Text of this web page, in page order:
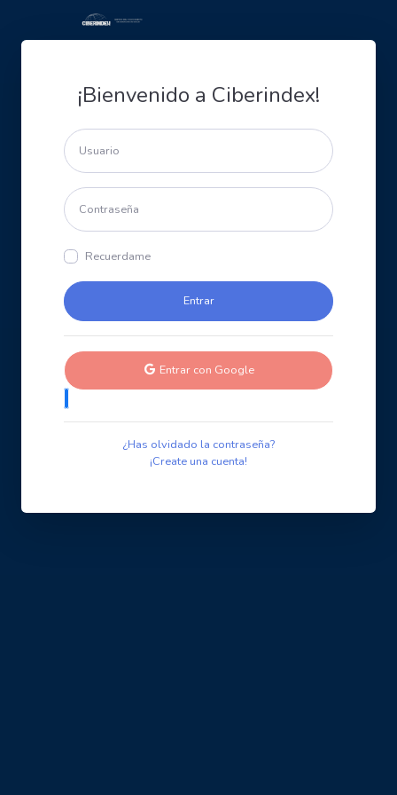
¡Bienvenido a Ciberindex!
Recuerdame
Entrar con Google
¿Has olvidado la contraseña?
¡Create una cuenta!